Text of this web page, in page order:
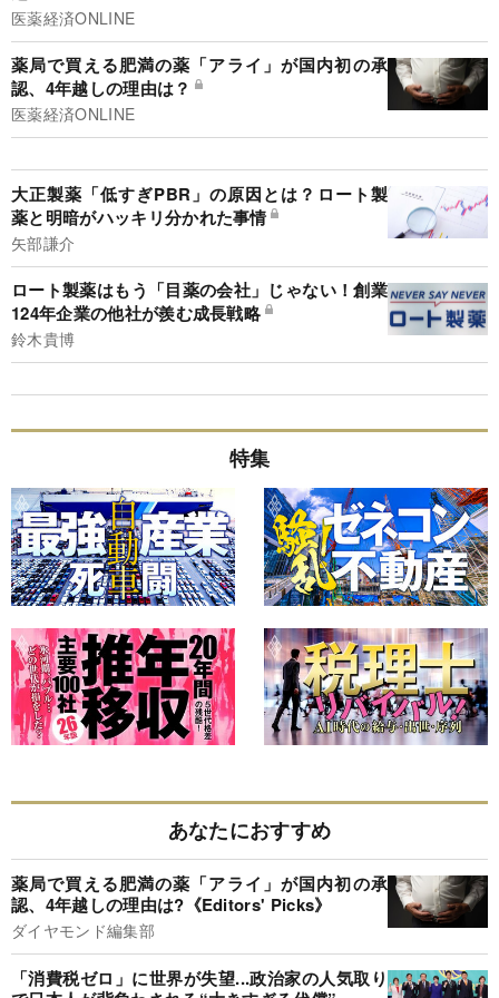
医薬経済ONLINE
薬局で買える肥満の薬「アライ」が国内初の承
認、4年越しの理由は？
医薬経済ONLINE
大正製薬「低すぎPBR」の原因とは？ロート製
薬と明暗がハッキリ分かれた事情
矢部謙介
ロート製薬はもう「目薬の会社」じゃない！創業
124年企業の他社が羨む成長戦略
鈴木貴博
特集
あなたにおすすめ
薬局で買える肥満の薬「アライ」が国内初の承
認、4年越しの理由は?《Editors' Picks》
ダイヤモンド編集部
「消費税ゼロ」に世界が失望...政治家の人気取り